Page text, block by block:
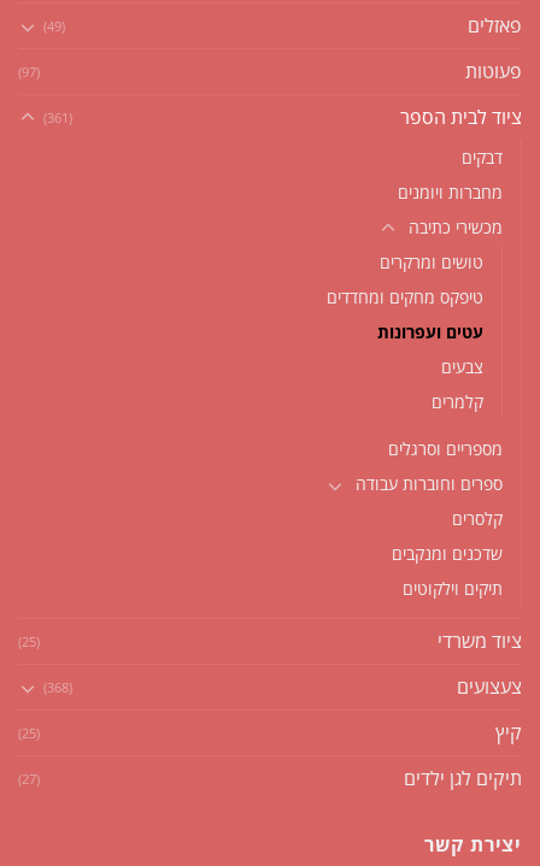
פאזלים (49)
פעוטות (97)
ציוד לבית הספר (361)
דבקים
מחברות ויומנים
מכשירי כתיבה
טושים ומרקרים
טיפקס מחקים ומחדדים
עטים ועפרונות
צבעים
קלמרים
מספריים וסרגלים
ספרים וחוברות עבודה
קלסרים
שדכנים ומנקבים
תיקים וילקוטים
ציוד משרדי (25)
צעצועים (368)
קיץ (25)
תיקים לגן ילדים (27)
יצירת קשר